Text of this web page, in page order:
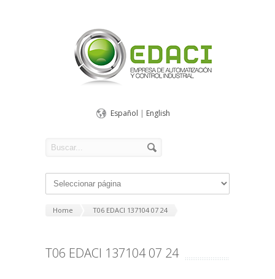
Español | English
Home T06 EDACI 137104 07 24
T06 EDACI 137104 07 24